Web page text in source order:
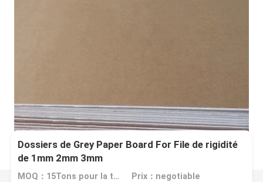
Dossiers de Grey Paper Board For File de rigidité
de 1mm 2mm 3mm
MOQ：15Tons pour la taille standard Prix：negotiable